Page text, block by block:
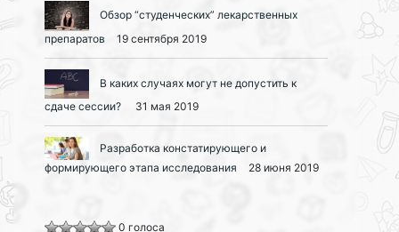
Обзор “студенческих” лекарственных
препаратов
19 сентября 2019
В каких случаях могут не допустить к
сдаче сессии?
31 мая 2019
Разработка констатирующего и
формирующего этапа исследования
28 июня 2019
0 голоса